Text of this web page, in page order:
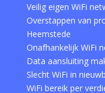
Veilig eigen WiFi
Overstappen van
Heemstede
Onafhankelijk WiFi
Data aansluiting
Slecht WiFi in
WiFi bereik per